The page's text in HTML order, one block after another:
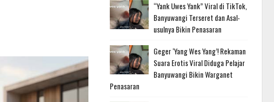
“Yank Uwes Yank” Viral di TikTok,
Banyuwangi Terseret dan Asal-
usulnya Bikin Penasaran
Geger ‘Yang Wes Yang’! Rekaman
Suara Erotis Viral Diduga Pelajar
Banyuwangi Bikin Warganet
Penasaran